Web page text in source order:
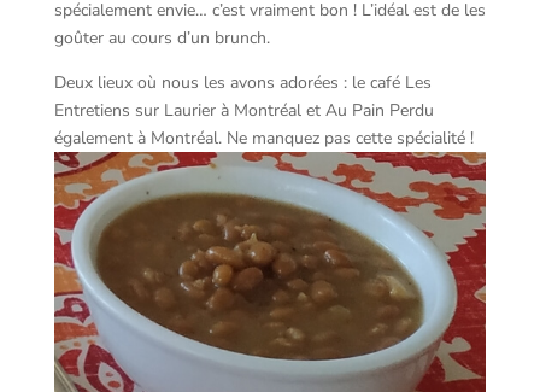
spécialement envie… c’est vraiment bon ! L’idéal est de les
goûter au cours d’un brunch.
Deux lieux où nous les avons adorées : le café Les
Entretiens sur Laurier à Montréal et Au Pain Perdu
également à Montréal. Ne manquez pas cette spécialité !